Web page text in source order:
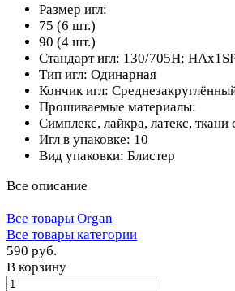
Размер игл:
75 (6 шт.)
90 (4 шт.)
Стандарт игл: 130/705H;
Тип игл: Одинарная
Кончик игл:
Прошиваемые материалы:
Симплекс, лайкра, латекс, ткани
Игл в упаковке: 10
Вид упаковки: Блистер
Все описание
Все товары Organ
Все товары категории
590 руб.
В корзину